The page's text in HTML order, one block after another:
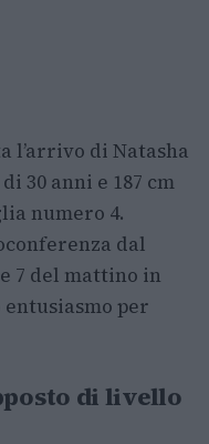
l’arrivo di Natasha
30 anni e 187 cm
numero 4.
dal
7 del mattino in
per
di livello